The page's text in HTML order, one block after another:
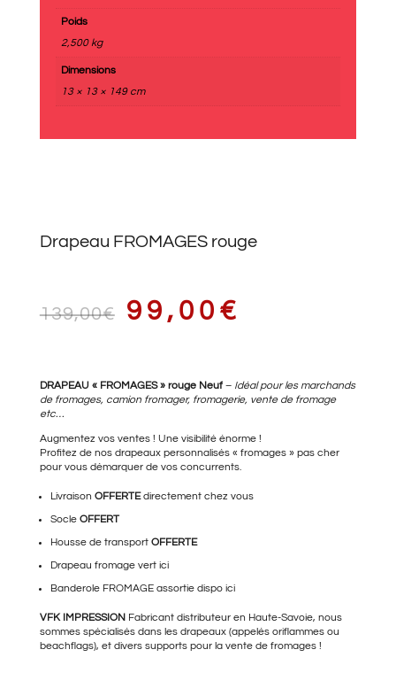
Poids
2,500 kg
Dimensions
13 × 13 × 149 cm
Drapeau FROMAGES rouge
139,00€ LE
PRIX
INITIAL
ÉTAIT :
139,00€.
99,00 €
PRIX
ACTUEL
99,00€.
DRAPEAU « FROMAGES » rouge Neuf– Idéal pour les marchands
de fromages, camion fromager, fromagerie, vente de fromage
etc…
Augmentez vos ventes ! Une visibilité énorme !
Profitez de nos drapeaux personnalisés « fromages » pas cher
pour vous démarquer de vos concurrents.
Livraison OFFERTEdirectement chez vous
Socle OFFERT
Housse de transport OFFERTE
Drapeau fromage vertici
Banderole FROMAGEassortie dispo ici
VFK IMPRESSION Fabricant distributeur en Haute-Savoie, nous
sommes spécialisés dans les drapeaux (appelés oriflammes ou
beachflags), et divers supports pour la vente de fromages !